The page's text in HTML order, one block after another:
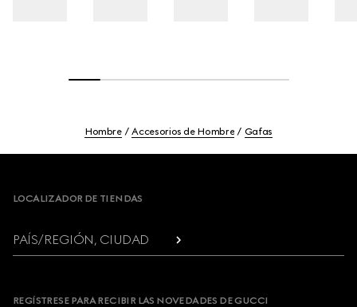
Hombre Accesorios de Hombre Gafas
LOCALIZADOR DE TIENDAS
PAÍS/REGIÓN, CIUDAD
REGÍSTRESE PARA RECIBIR LAS NOVEDADES DE GUCCI